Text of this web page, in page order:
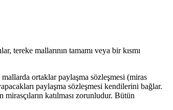
tereke mallarının tamamı veya bir kısmı
ortaklar paylaşma sözleşmesi (miras
paylaşma sözleşmesi kendilerini bağlar.
katılması zorunludur. Bütün